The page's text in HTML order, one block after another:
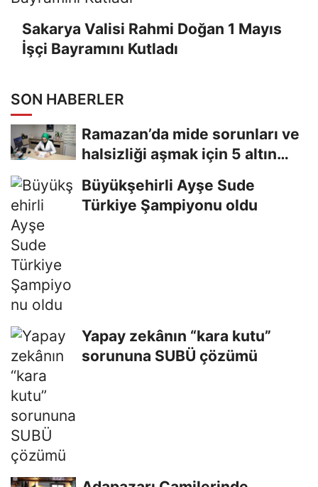
Sakarya Valisi Rahmi Doğan 1 Mayıs
İşçi Bayramını Kutladı
SON HABERLER
Ramazan’da mide sorunları ve
halsizliği aşmak için 5 altın
Büyükşehirli Ayşe Sude
Türkiye Şampiyonu oldu
Yapay zekânın “kara kutu”
sorununa SUBÜ çözümü